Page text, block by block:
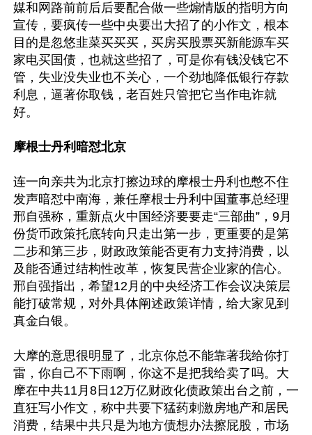
媒和网路前前后后要配合做一些煽情版的指明方向
宣传，要疯传一些中央要出大招了的小作文，根本
目的是忽悠韭菜买买买，买房买股票买新能源车买
家电买国债，也就这些招了，可是你有钱没钱它不
管，失业没失业也不关心，一个劲地降低银行存款
利息，逼著你取钱，老百姓只管把它当作电诈就
好。
摩根士丹利暗怼北京
连一向亲共为北京打擦边球的摩根士丹利也憋不住
发声暗怼中南海，兼任摩根士丹利中国董事总经理
邢自强称，重新点火中国经济要要走“三部曲”，9月
份货币政策托底转向只走出第一步，更重要的是第
二步和第三步，财政政策能否更有力支持消费，以
及能否通过结构性改革，恢复民营企业家的信心。
邢自强指出，希望12月的中央经济工作会议决策层
能打破常规，对外具体阐述政策详情，给大家见到
真金白银。
大摩的意思很明显了，北京你总不能靠著我给你打
雷，你自己不下雨啊，你这不是把我给卖了吗。大
摩在中共11月8日12万亿财政化债政策出台之前，一
直狂写小作文，称中共要下猛药刺激房地产和居民
消费，结果中共只是为地方债想办法擦屁股，市场